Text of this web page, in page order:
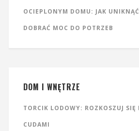
OCIEPLONYM DOMU: JAK
DOBRAĆ MOC DO POTRZEB
DOM I WNĘTRZE
TORCIK LODOWY: ROZKOSZUJ SIĘ
CUDAMI